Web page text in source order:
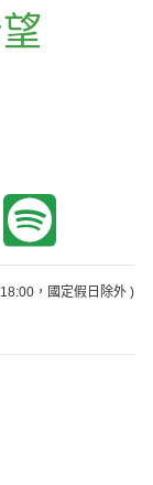
，國定假日除外 )